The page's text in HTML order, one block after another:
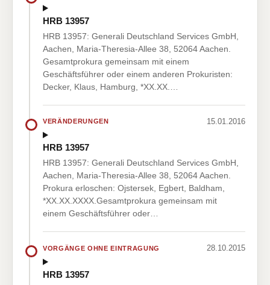
HRB 13957
HRB 13957: Generali Deutschland Services GmbH,
Aachen, Maria-Theresia-Allee 38, 52064 Aachen.
Gesamtprokura gemeinsam mit einem
Geschäftsführer oder einem anderen Prokuristen:
Decker, Klaus, Hamburg, *XX.XX.…
VERÄNDERUNGEN 15.01.2016
HRB 13957
HRB 13957: Generali Deutschland Services GmbH,
Aachen, Maria-Theresia-Allee 38, 52064 Aachen.
Prokura erloschen: Ojstersek, Egbert, Baldham,
*XX.XX.XXXX.Gesamtprokura gemeinsam mit
einem Geschäftsführer oder…
VORGÄNGE OHNE EINTRAGUNG 28.10.2015
HRB 13957